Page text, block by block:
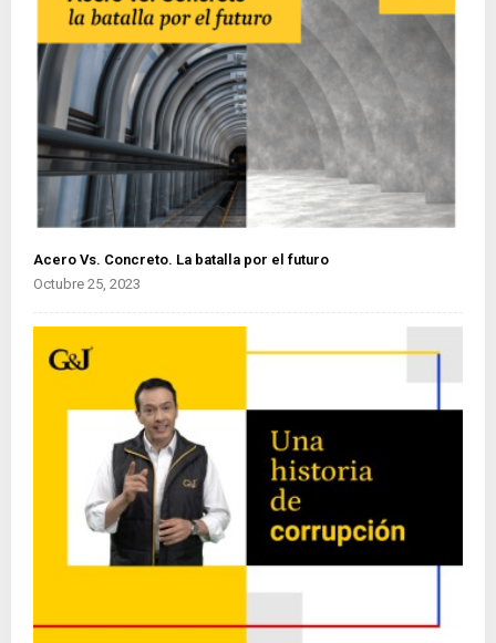
Acero Vs. Concreto. La batalla por el futuro
Octubre 25, 2023